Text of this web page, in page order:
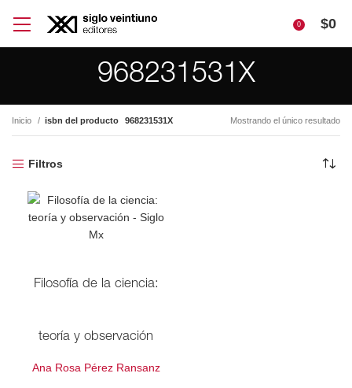
0 $0
968231531X
Inicio isbn del producto 968231531X Mostrando el único resultado
Filtros
Filosofía de la ciencia:
teoría y observación
Ana Rosa Pérez Ransanz